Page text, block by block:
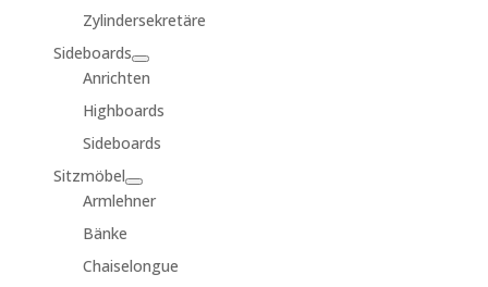
Zylindersekretäre
Sideboards
Anrichten
Highboards
Sideboards
Sitzmöbel
Armlehner
Bänke
Chaiselongue